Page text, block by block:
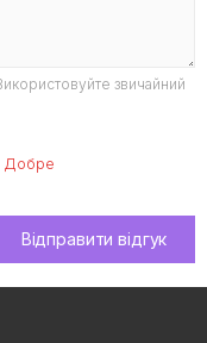
звичайний
Добре
Відправити відгук